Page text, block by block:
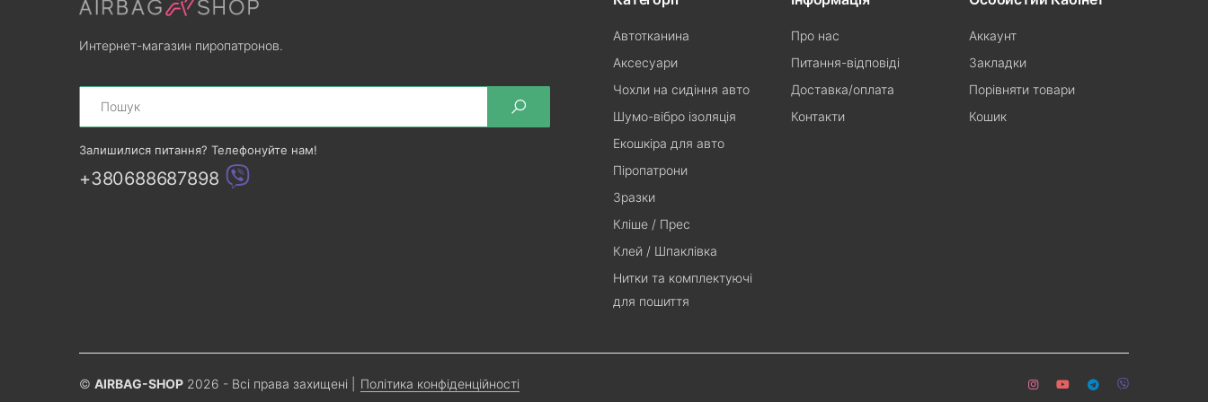
Интернет-магазин пиропатронов.
Search
Залишилися питання? Телефонуйте нам!
+380688687898
Автотканина
Аксесуари
Чохли на сидіння авто
Шумо-вібро ізоляція
Екошкіра для авто
Піропатрони
Зразки
Кліше / Прес
Клей / Шпаклівка
Нитки та комплектуючі
для пошиття
Про нас
Питання-відповіді
Доставка/оплата
Контакти
Аккаунт
Закладки
Порівняти товари
Кошик
© AIRBAG-SHOP 2026 - Всі права захищені Політика конфіденційності